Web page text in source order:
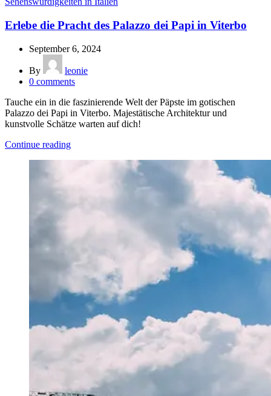
Erlebe die Pracht des Palazzo dei Papi in Viterbo
September 6, 2024
By
leonie
0 comments
Tauche ein in die faszinierende Welt der Päpste im gotischen
Palazzo dei Papi in Viterbo. Majestätische Architektur und
kunstvolle Schätze warten auf dich!
Continue reading